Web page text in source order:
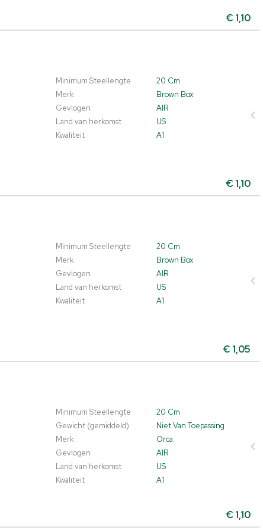
€ 1,10
Minimum Steellengte
20 Cm
Merk
Brown Box
Gevlogen
AIR
Land van herkomst
US
Kwaliteit A1
€ 1,10
Minimum Steellengte
20 Cm
Merk
Brown Box
Gevlogen
AIR
Land van herkomst
US
Kwaliteit A1
€ 1,05
Minimum Steellengte
20 Cm
Gewicht (gemiddeld)
Niet Van Toepassing
Merk
Orca
Gevlogen
AIR
Land van herkomst
US
Kwaliteit
A1
€ 1,10